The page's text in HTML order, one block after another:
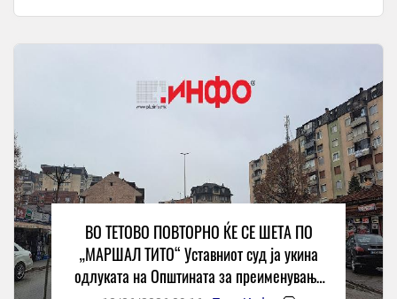
ВО ТЕТОВО ПОВТОРНО ЌЕ СЕ ШЕТА ПО
„МАРШАЛ ТИТО“ Уставниот суд ја укина
одлуката на Општината за преименување